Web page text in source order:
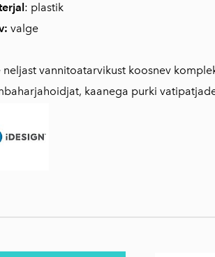
: plastik
valge
neljast vannitoatarvikust koosnev
kaanega purki